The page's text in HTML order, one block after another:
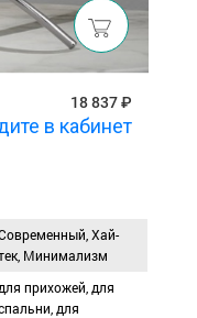
18 837 ₽
в кабинет
Хай-
Минимализм
для прихожей, для
для